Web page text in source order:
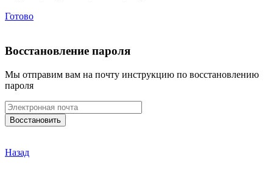
Готово
Восстановление пароля
Мы отправим вам на почту инструкцию по восстановлению
пароля
Назад